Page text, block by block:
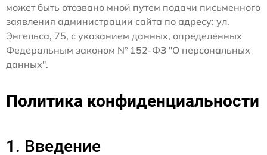
может быть отозвано мной путем подачи письменного
заявления администрации сайта по адресу: ул.
Энгельса, 75, с указанием данных, определенных
Федеральным законом № 152-ФЗ "О персональных
данных".
Политика конфиденциальности
1. Введение